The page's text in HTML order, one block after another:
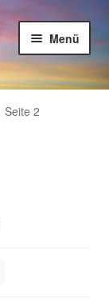
Menü
Seite 2